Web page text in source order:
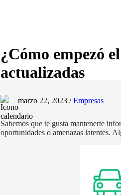
¿Cómo empezó
actualizadas
marzo 22, 2023 /Empresas
Sabemos que te gusta mantenerte
oportunidades o amenazas latentes.